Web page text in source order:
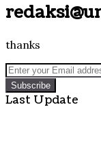
thanks
Enter
your
Email
address
Last Update